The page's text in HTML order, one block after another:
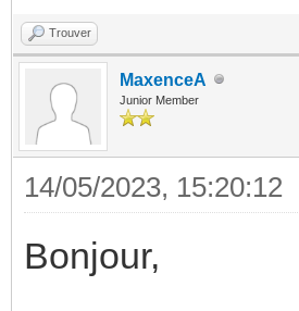
Trouver
MaxenceA
Junior Member
14/05/2023, 15:20:12
Bonjour,